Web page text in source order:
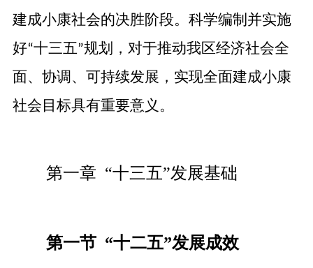
建成小康社会的决胜阶段。科学编制并实施
好“十三五”规划，对于推动我区经济社会全
面、协调、可持续发展，实现全面建成小康
社会目标具有重要意义。
第一章 “十三五”发展基础
第一节 “十二五”发展成效